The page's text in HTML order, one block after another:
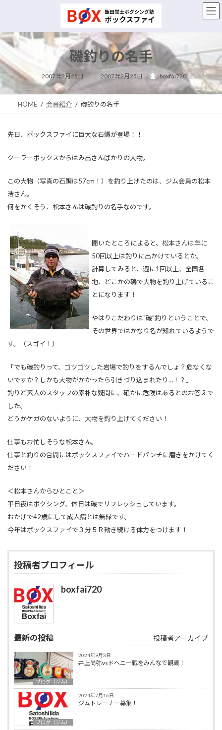
ン
ツ
へ
ス
キ
ッ
プ
ー
シ
ョ
ン
に
移
動
磯釣りの名手
2007年2月25日
最
終
更
日
時
:
2007年2月25日 boxfai720
HOME 会員紹介 磯釣りの名手
先日、ボックスファイに巨大な石鯛が登場！！
クーラーボックスからはみ出さんばかりの大物。
この大物（写真の石鯛は57cm！）を釣り上げたのは、ジム会員の松本
浩さん。
何をかくそう、松本さんは磯釣りの名手なのです。
聞いたところによると、松本さんは年に
50回以上は釣りに出かけているとか。
計算してみると、週に1回以上、全国各
地、どこかの磯で大物を釣り上げているこ
とになります！
やはりこだわりは“磯”釣りということで、
その世界ではかなり名が知れているようで
す。（スゴイ！）
「でも磯釣りって、ゴツゴツした岩場で釣りをするんでしょ？危なくな
いですか？しかも大物がかかったら引きづり込まれたり…！？」
釣りど素人のスタッフの素朴な疑問に、確かに危険はあるとのお答えで
した。
どうかケガのないように、大物を釣り上げてください！
仕事もお忙しそうな松本さん。
仕事と釣りの合間にはボックスファイでハードパンチに磨きをかけてく
ださい！
＜松本さんからひとこと＞
平日夜はボクシング、休日は磯でリフレッシュしています。
おかげで42歳にして成人病とは無縁です。
今年はボックスファイで３分５Ｒ動き続ける体力をつけます！
投稿者プロフィール
boxfai720
最新の投稿 投稿者アーカイブ
ブログ（ジム）
2024年9月3日
井上尚弥vsドヘニー戦をみんなで観戦！
ブログ（ジム）
2024年7月16日
ジムトレーナー募集！